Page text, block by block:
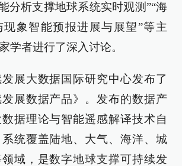
分析支撑地球系统实时观测”“海
象智能预报进展与展望”等主
学者进行了深入讨论。
展大数据国际研究中心发布了
发展数据产品》。发布的数据产
据理论与智能遥感解译技术自
统覆盖陆地、大气、海洋、城
域，是数字地球支撑可持续发